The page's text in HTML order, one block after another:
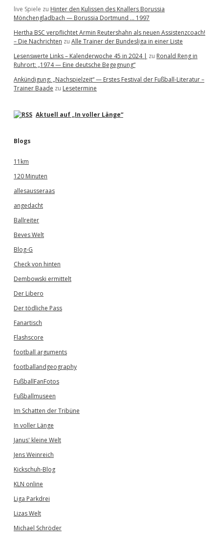
live Spiele zu Hinter den Kulissen des Knallers Borussia
Mönchengladbach — Borussia Dortmund … 1997
Hertha BSC verpflichtet Armin Reutershahn als neuen Assistenzcoach!
– Die Nachrichten zu Alle Trainer der Bundesliga in einer Liste
Lesenswerte Links – Kalenderwoche 45 in 2024 | zu Ronald Reng in
Ruhrort: „1974 — Eine deutsche Begegnung“
Ankündigung: „Nachspielzeit“ — Erstes Festival der Fußball-Literatur –
Trainer Baade zu Lesetermine
Aktuell auf „In voller Länge“
Blogs
11km
120 Minuten
allesausseraas
angedacht
Ballreiter
Beves Welt
Blog-G
Check von hinten
Dembowski ermittelt
Der Libero
Der tödliche Pass
Fanartisch
Flashscore
football arguments
footballandgeography
FußballFanFotos
Fußballmuseen
Im Schatten der Tribüne
In voller Länge
Janus' kleine Welt
Jens Weinreich
Kickschuh-Blog
KLN online
Liga Parkdrei
Lizas Welt
Michael Schröder